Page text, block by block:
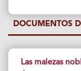
DOCUMENTOS
Las malezas